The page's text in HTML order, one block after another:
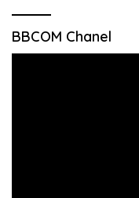
BBCOM Chanel